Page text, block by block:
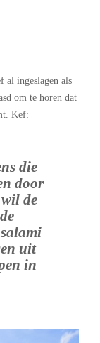
al ingeslagen als
om te horen dat
Kef:
die
door
de
uit
in